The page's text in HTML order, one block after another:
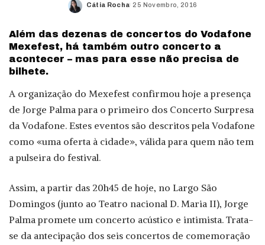
Posted
Cátia Rocha 25 Novembro, 2016
Além das dezenas de concertos do Vodafone
Mexefest, há também outro concerto a
acontecer – mas para esse não precisa de
bilhete.
A organização do Mexefest confirmou hoje a presença
de Jorge Palma para o primeiro dos Concerto Surpresa
da Vodafone. Estes eventos são descritos pela Vodafone
como «uma oferta à cidade», válida para quem não tem
a pulseira do festival.
Assim, a partir das 20h45 de hoje, no Largo São
Domingos (junto ao Teatro nacional D. Maria II), Jorge
Palma promete um concerto acústico e intimista. Trata-
se da antecipação dos seis concertos de comemoração